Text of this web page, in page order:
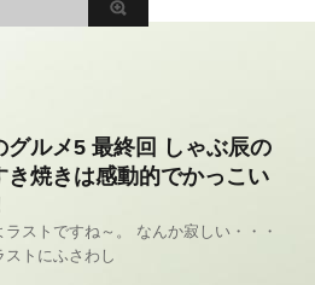
グルメ5 最終回 しゃぶ辰の
き焼きは感動的でかっこい
ラストですね～。 なんか寂しい・・・
ストにふさわし